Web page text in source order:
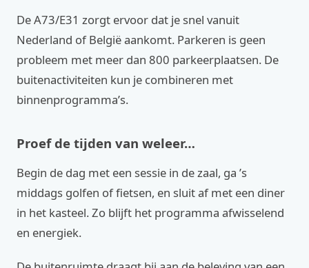
De A73/E31 zorgt ervoor dat je snel vanuit
Nederland of België aankomt. Parkeren is geen
probleem met meer dan 800 parkeerplaatsen. De
buitenactiviteiten kun je combineren met
binnenprogramma’s.
Proef de tijden van weleer…
Begin de dag met een sessie in de zaal, ga ’s
middags golfen of fietsen, en sluit af met een diner
in het kasteel. Zo blijft het programma afwisselend
en energiek.